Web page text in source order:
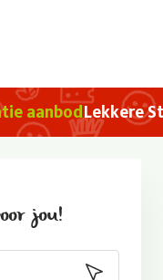
aanbodLekkere
jou!